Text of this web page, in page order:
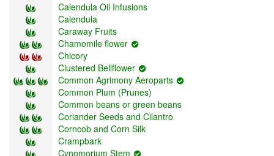
Calendula Oil Infusions
Calendula
Caraway Fruits
Chamomile flower
Chicory
Clustered Bellflower
Common Agrimony Aeroparts
Common Plum (Prunes)
Common beans or green beans
Coriander Seeds and Cilantro
Corncob and Corn Silk
Crampbark
Cynomorium Stem